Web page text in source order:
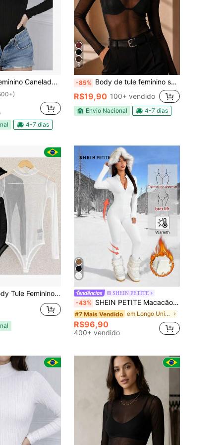
Longa – Modelador Slim Fit Elegante Básico Inverno Outono 2026
4-7 dias
5
-85% Body de tule feminino segunda pele forte tendencia para 2026 Moda Feminina Blogueirinha
R$19,90 100+ vendido
Envio Nacional 4-7 dias
Transparente Manga Longa - Elegante SHEIN PETITE
-43% SHEIN PETITE Macacão Casual de Manga Longa com Zíper na Frente e Gola Alta para Mulheres Pequenas, Cor Sólida, Outono/Inverno
#7 Mais Vendido em Longo Unitards Femininos
R$96,90
400+ vendido